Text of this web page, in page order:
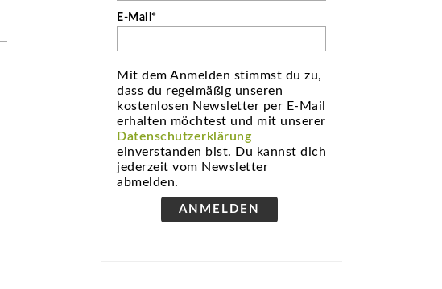
E-Mail*
Mit dem Anmelden stimmst du zu,
dass du regelmäßig unseren
kostenlosen Newsletter per E-Mail
erhalten möchtest und mit unserer
Datenschutzerklärung
einverstanden bist. Du kannst dich
jederzeit vom Newsletter
abmelden.
ANMELDEN